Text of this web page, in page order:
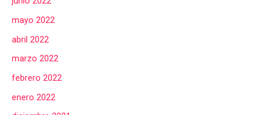
mayo 2022
abril 2022
marzo 2022
febrero 2022
enero 2022